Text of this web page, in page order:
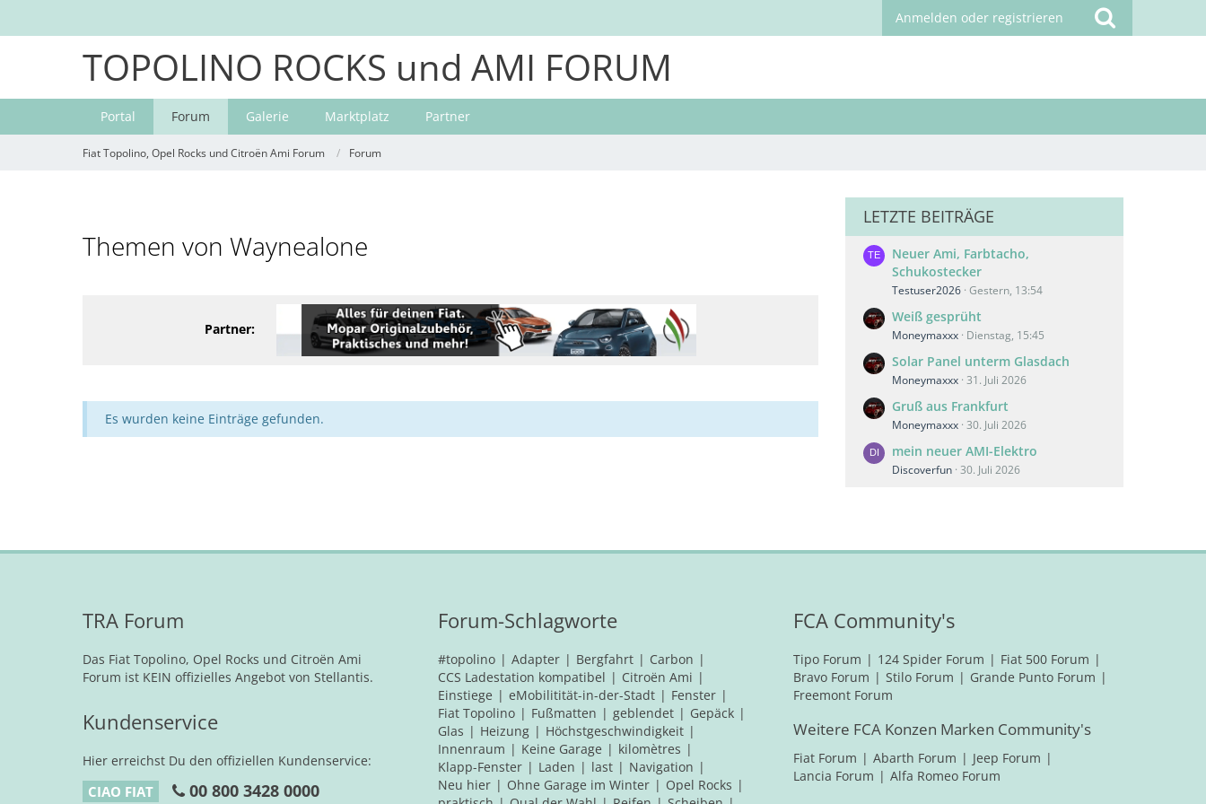
Anmelden oder registrieren
TOPOLINO ROCKS und AMI FORUM
Portal Forum Galerie Marktplatz Partner
Fiat Topolino, Opel Rocks und Citroën Ami Forum Forum
Themen von Waynealone
Partner:
Es wurden keine Einträge gefunden.
LETZTE BEITRÄGE
Neuer Ami, Farbtacho,
Schukostecker
Testuser2026 Gestern, 13:54
Weiß gesprüht
Moneymaxxx Dienstag, 15:45
Solar Panel unterm Glasdach
Moneymaxxx 31. Juli 2026
Gruß aus Frankfurt
Moneymaxxx 30. Juli 2026
mein neuer AMI-Elektro
Discoverfun 30. Juli 2026
TRA Forum
Das Fiat Topolino, Opel Rocks und Citroën Ami
Forum ist KEIN offizielles Angebot von Stellantis.
Kundenservice
Hier erreichst Du den offiziellen Kundenservice:
CIAO FIAT 00 800 3428 0000
Forum-Schlagworte
#topolino Adapter Bergfahrt
Carbon
CCS Ladestation kompatibel
Citroën Ami
Einstiege
eMobilitität-in-der-Stadt
Fenster
Fiat Topolino
Fußmatten geblendet
Gepäck
Glas
Heizung
Höchstgeschwindigkeit
Innenraum
Keine Garage
kilomètres
Klapp-Fenster
Laden last
Navigation
Neu hier
Ohne Garage im Winter
Opel Rocks
FCA Community's
Tipo Forum 124 Spider Forum
Fiat 500 Forum
Bravo Forum
Stilo Forum
Grande Punto Forum
Freemont Forum
Weitere FCA Konzen Marken Community's
Fiat Forum Abarth Forum
Jeep Forum
Lancia Forum
Alfa Romeo Forum